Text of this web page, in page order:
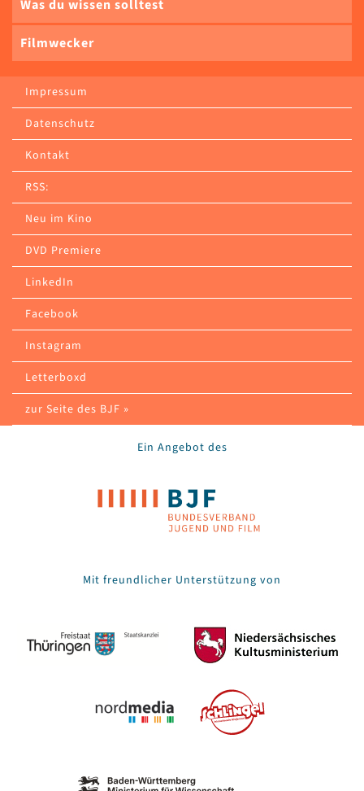
Was du wissen solltest
Filmwecker
Impressum
Datenschutz
Kontakt
RSS:
Neu im Kino
DVD Premiere
LinkedIn
Facebook
Instagram
Letterboxd
zur Seite des BJF »
Ein Angebot des
Mit freundlicher Unterstützung von